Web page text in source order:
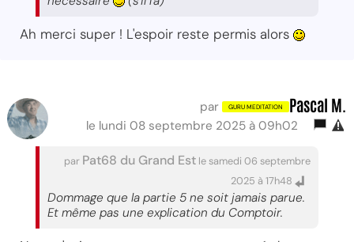
Ah merci super ! L'espoir reste permis alors
par Pascal M.
le lundi 08 septembre 2025 à 09h02
par Pat68 du Grand Est le samedi 06 septembre
2025 à 17h48
Dommage que la partie 5 ne soit jamais parue.
Et même pas une explication du Comptoir.